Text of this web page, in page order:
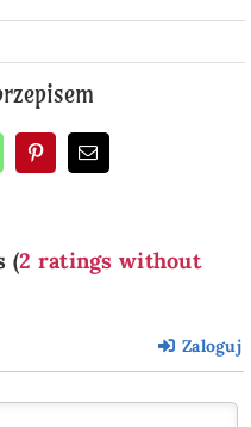
(2 ratings without
Zaloguj